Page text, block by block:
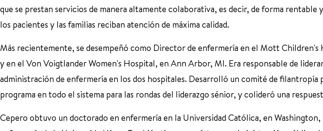
que se prestan servicios de manera altamente colaborativa, es decir, de forma rentable
los pacientes y las familias reciban atención de máxima calidad.
Más recientemente, se desempeñó como Director de enfermería en el Mott Children's
y en el Von Voigtlander Women's Hospital, en Ann Arbor, MI. Era responsable de
administración de enfermería en los dos hospitales. Desarrolló un comité de
programa en todo el sistema para las rondas del liderazgo sénior, y colideró una
Cepero obtuvo un doctorado en enfermería en la Universidad Católica, en Washington,